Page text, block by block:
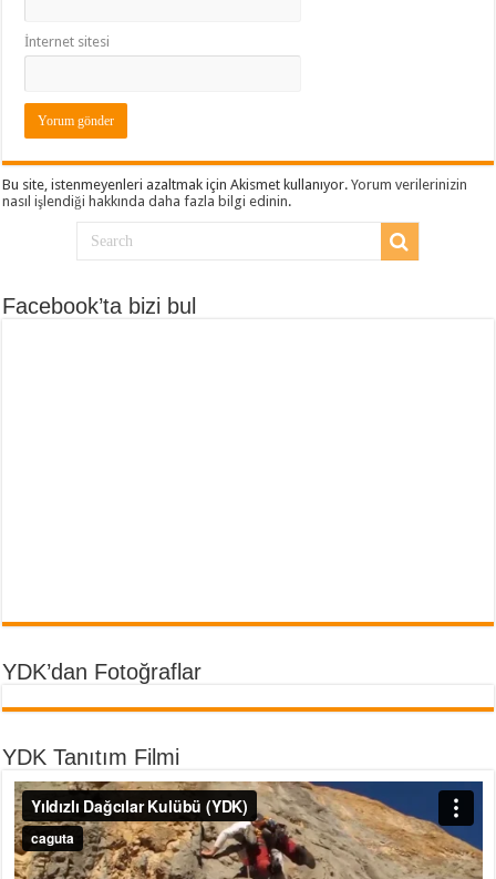
İnternet sitesi
Bu site, istenmeyenleri azaltmak için Akismet kullanıyor.Yorum verilerinizin
nasıl işlendiği hakkında daha fazla bilgi edinin.
Facebook’ta bizi bul
YDK’dan Fotoğraflar
YDK Tanıtım Filmi